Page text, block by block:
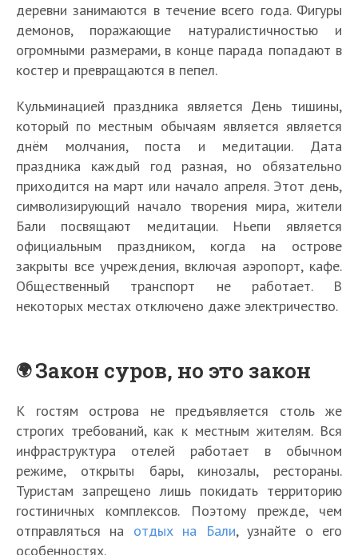
деревни занимаются в течение всего года. Фигуры
демонов, поражающие натуралистичностью и
огромными размерами, в конце парада попадают в
костер и превращаются в пепел.
Кульминацией праздника является День тишины,
который по местным обычаям является является
днём молчания, поста и медитации. Дата
праздника каждый год разная, но обязательно
приходится на март или начало апреля. Этот день,
символизирующий начало творения мира, жители
Бали посвящают медитации. Ньепи является
официальным праздником, когда на острове
закрыты все учреждения, включая аэропорт, кафе.
Общественный транспорт не работает. В
некоторых местах отключено даже электричество.
Закон суров, но это закон
К гостям острова не предъявляется столь же
строгих требований, как к местным жителям. Вся
инфраструктура отелей работает в обычном
режиме, открыты бары, кинозалы, рестораны.
Туристам запрещено лишь покидать территорию
гостиничных комплексов. Поэтому прежде, чем
отправляться на отдых на Бали, узнайте о его
особенностях.